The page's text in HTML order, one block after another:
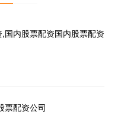
国内股票配资国内股票配资
票配资公司